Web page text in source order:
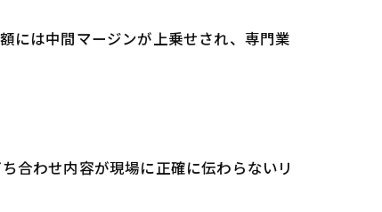
には中間マージンが上乗せされ、専門業
合わせ内容が現場に正確に伝わらないリ